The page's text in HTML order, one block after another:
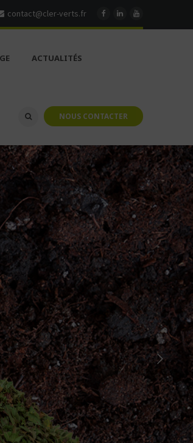
contact@cler-verts.fr
ACTUALITÉS
NOUS CONTACTER